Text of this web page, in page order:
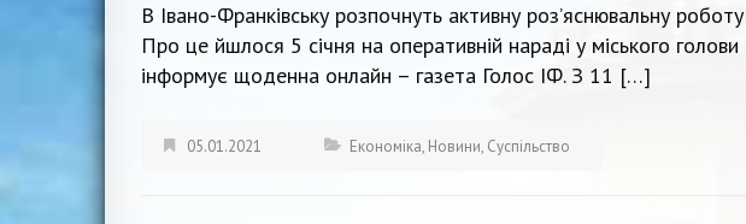
В Івано-Франківську розпочнуть активну роз’яснювальну
Про це йшлося 5 січня на оперативній нараді у міського
інформує щоденна онлайн – газета Голос ІФ. З 11 […]
05.01.2021 Економіка, Новини, Суспільство